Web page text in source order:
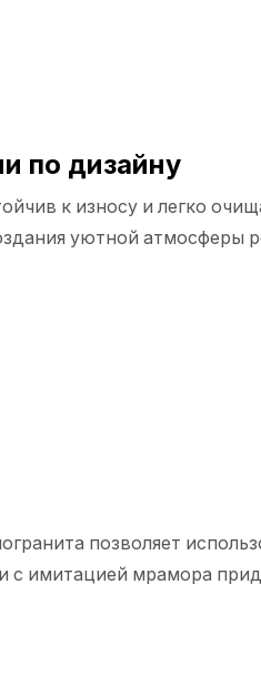
по дизайну
к износу и легко
уютной атмосферы
позволяет
с имитацией мрамора